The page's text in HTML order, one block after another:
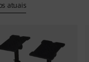
atuais